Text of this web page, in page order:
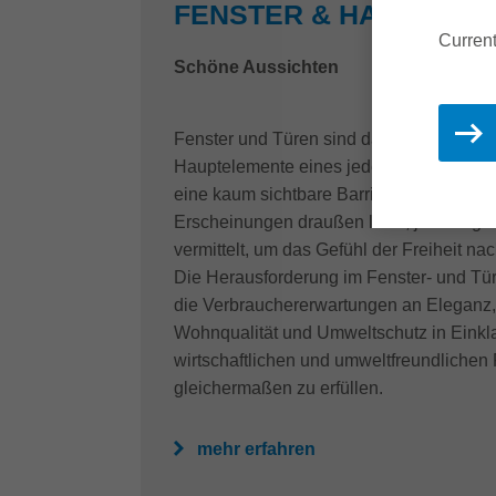
FENSTER & HAUSTÜREN
Schöne Aussichten
Fenster und Türen sind das Gesicht und
Hauptelemente eines jeden Gebäudes.
eine kaum sichtbare Barriere, die die
Erscheinungen draußen lässt, jedoch
vermittelt, um das Gefühl der Freiheit
Die Herausforderung im Fenster- und
die Verbrauchererwartungen an
Wohnqualität und Umweltschutz in
wirtschaftlichen und umweltfreundlichen
gleichermaßen zu erfüllen.
mehr erfahren